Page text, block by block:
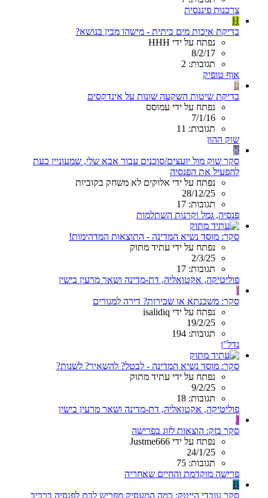
צרכנות פיננסית
H
בדיקת איכות מים ביתית - מישהו מבין בנושא?
נפתח על ידי HHH
8/2/17
תגובות: 2
אוף טופיק
ע
בדיקת שיטות השקעה שונות על אינדקסים
נפתח על ידי עמוסס
7/1/16
תגובות: 11
שוק ההון
א
סקר שוק מול יועצים/סוכנים עבור אבא שלי, שמעוניין כעת
להפעיל את הפנסיה
נפתח על ידי אלוקים לא משחק בקוביות
28/12/25
תגובות: 17
פנסיה, גמל וקרנות השתלמות
סקר: מוסד נשיא המדינה - התוצאות המדהימות!
נפתח על ידי עתיד מתוק
2/3/25
תגובות: 17
פוליטיקה, אקטואליה, דת-מדינה ושאר מרעין בישין
I
סקר: משכנתא או שכירות? דירה למגורים
נפתח על ידי isalidiq
19/2/25
תגובות: 194
נדל"ן
סקר: מוסד נשיא המדינה - לבטל? להשאיר? לשנות?
נפתח על ידי עתיד מתוק
9/2/25
תגובות: 18
פוליטיקה, אקטואליה, דת-מדינה ושאר מרעין בישין
J
סקר בזק: הוצאות לזוג בפרישה
נפתח על ידי Justme666
24/1/25
תגובות: 75
פרישה מוקדמת והחיים שאחריה
B
סקר עובדי הייטק: כמה המעסיק מפריש לכם לפנסיה ברכיב